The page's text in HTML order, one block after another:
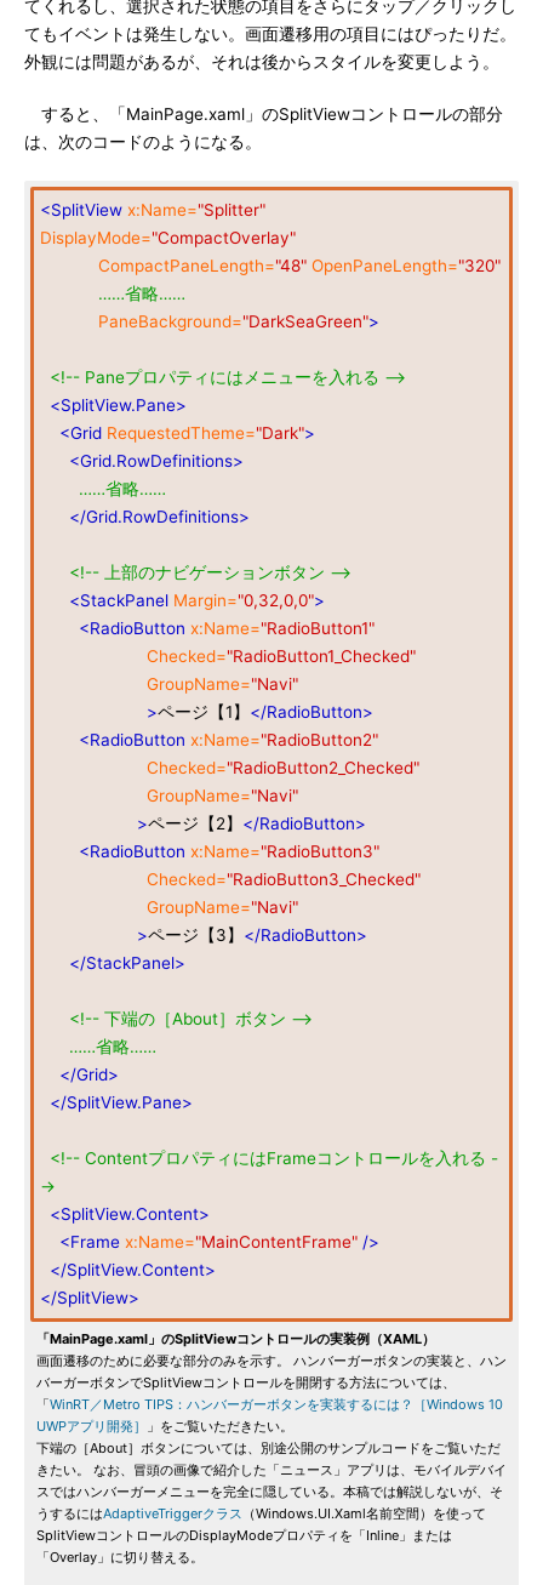
てくれるし、選択された状態の項目をさらにタップ／クリックし
てもイベントは発生しない。画面遷移用の項目にはぴったりだ。
外観には問題があるが、それは後からスタイルを変更しよう。
すると、「MainPage.xaml」のSplitViewコントロールの部分
は、次のコードのようになる。
<SplitView x:Name="Splitter"
DisplayMode="CompactOverlay"
CompactPaneLength="48" OpenPaneLength="320"
……省略……
PaneBackground="DarkSeaGreen">
<!-- Paneプロパティにはメニューを入れる -->
<SplitView.Pane>
<Grid RequestedTheme="Dark">
<Grid.RowDefinitions>
……省略……
</Grid.RowDefinitions>
<!-- 上部のナビゲーションボタン -->
<StackPanel Margin="0,32,0,0">
<RadioButton x:Name="RadioButton1"
Checked="RadioButton1_Checked"
GroupName="Navi"
>ページ【1】 </RadioButton>
<RadioButton x:Name="RadioButton2"
Checked="RadioButton2_Checked"
GroupName="Navi"
>ページ【2】 </RadioButton>
<RadioButton x:Name="RadioButton3"
Checked="RadioButton3_Checked"
GroupName="Navi"
>ページ【3】 </RadioButton>
</StackPanel>
<!-- 下端の［About］ボタン -->
……省略……
</Grid>
</SplitView.Pane>
<!-- ContentプロパティにはFrameコントロールを入れる -
->
<SplitView.Content>
<Frame x:Name="MainContentFrame" />
</SplitView.Content>
</SplitView>
「MainPage.xaml」のSplitViewコントロールの実装例（XAML）
画面遷移のために必要な部分のみを示す。 ハンバーガーボタンの実装と、ハン
バーガーボタンでSplitViewコントロールを開閉する方法については、
「WinRT／Metro TIPS：ハンバーガーボタンを実装するには？［Windows 10
UWPアプリ開発］
」をご覧いただきたい。
下端の［About］ボタンについては、別途公開のサンプルコードをご覧いただ
きたい。 なお、冒頭の画像で紹介した「ニュース」アプリは、モバイルデバイ
スではハンバーガーメニューを完全に隠している。本稿では解説しないが、そ
うするにはAdaptiveTriggerクラス （Windows.UI.Xaml名前空間）を使って
SplitViewコントロールのDisplayModeプロパティを「Inline」または
「Overlay」に切り替える。